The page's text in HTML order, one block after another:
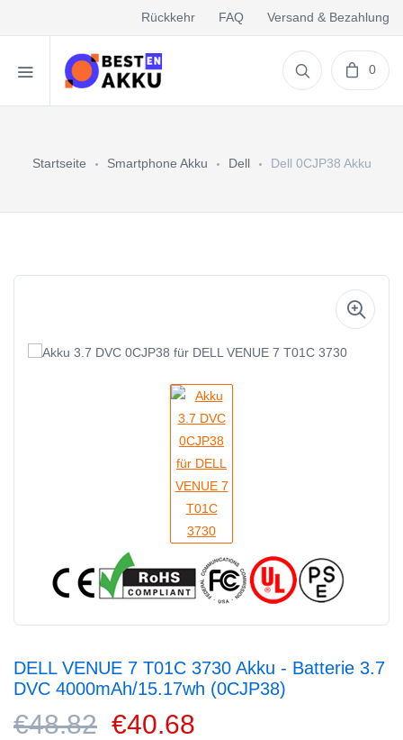
Rückkehr FAQ Versand & Bezahlung
0
Startseite Smartphone Akku Dell Dell 0CJP38 Akku
DELL VENUE 7 T01C 3730 Akku - Batterie 3.7
DVC 4000mAh/15.17wh (0CJP38)
€48.82 €40.68